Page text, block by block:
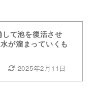
て池を復活させ
が溜まっていくも
2025年2月11日